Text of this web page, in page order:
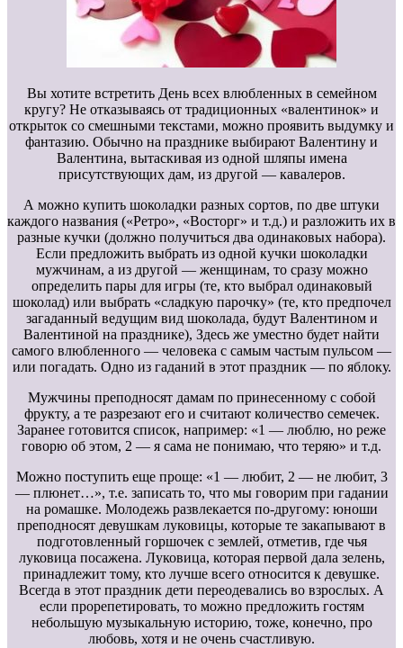
Вы хотите встретить День всех влюбленных в семейном
кругу? Не отказываясь от традиционных «валентинок» и
открыток со смешными текстами, можно проявить выдумку и
фантазию. Обычно на празднике выбирают Валентину и
Валентина, вытаскивая из одной шляпы имена
присутствующих дам, из другой — кавалеров.
А можно купить шоколадки разных сортов, по две штуки
каждого названия («Ретро», «Восторг» и т.д.) и разложить их в
разные кучки (должно получиться два одинаковых набора).
Если предложить выбрать из одной кучки шоколадки
мужчинам, а из другой — женщинам, то сразу можно
определить пары для игры (те, кто выбрал одинаковый
шоколад) или выбрать «сладкую парочку» (те, кто предпочел
загаданный ведущим вид шоколада, будут Валентином и
Валентиной на празднике), Здесь же уместно будет найти
самого влюбленного — человека с самым частым пульсом —
или погадать. Одно из гаданий в этот праздник — по яблоку.
Мужчины преподносят дамам по принесенному с собой
фрукту, а те разрезают его и считают количество семечек.
Заранее готовится список, например: «1 — люблю, но реже
говорю об этом, 2 — я сама не понимаю, что теряю» и т.д.
Можно поступить еще проще: «1 — любит, 2 — не любит, 3
— плюнет…», т.е. записать то, что мы говорим при гадании
на ромашке. Молодежь развлекается по-другому: юноши
преподносят девушкам луковицы, которые те закапывают в
подготовленный горшочек с землей, отметив, где чья
луковица посажена. Луковица, которая первой дала зелень,
принадлежит тому, кто лучше всего относится к девушке.
Всегда в этот праздник дети переодевались во взрослых. А
если прорепетировать, то можно предложить гостям
небольшую музыкальную историю, тоже, конечно, про
любовь, хотя и не очень счастливую.